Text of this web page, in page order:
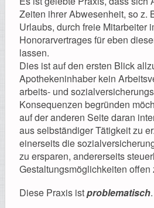
Hilfe
Zeiten ihrer Abwesenheit, so z.
Urlaubs, durch freie Mitarbeiter
Honorarvertrages für eben
lassen.
Dies ist auf den ersten Blick
Apothekeninhaber kein
arbeits- und
Konsequenzen begründen
auf der anderen Seite daran
aus selbständiger Tätigkeit zu
einerseits die
zu ersparen, andererseits
Gestaltungsmöglichkeiten offen
Diese Praxis istproblematisch.